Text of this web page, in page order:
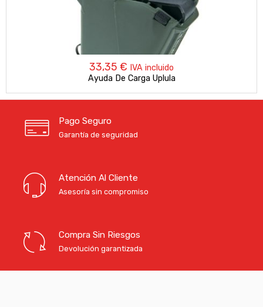
33,35 € IVA incluido
Ayuda De Carga Uplula
Pago Seguro
Garantía de seguridad
Atención Al Cliente
Asesoría sin compromiso
Compra Sin Riesgos
Devolución garantizada